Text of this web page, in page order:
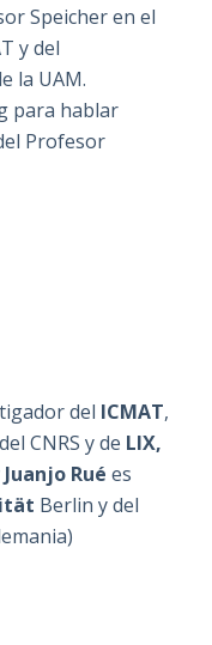
Speicher en el
y del
la UAM.
para hablar
Profesor
del ICMAT,
CNRS y de LIX,
Juanjo Rué es
Berlin y del